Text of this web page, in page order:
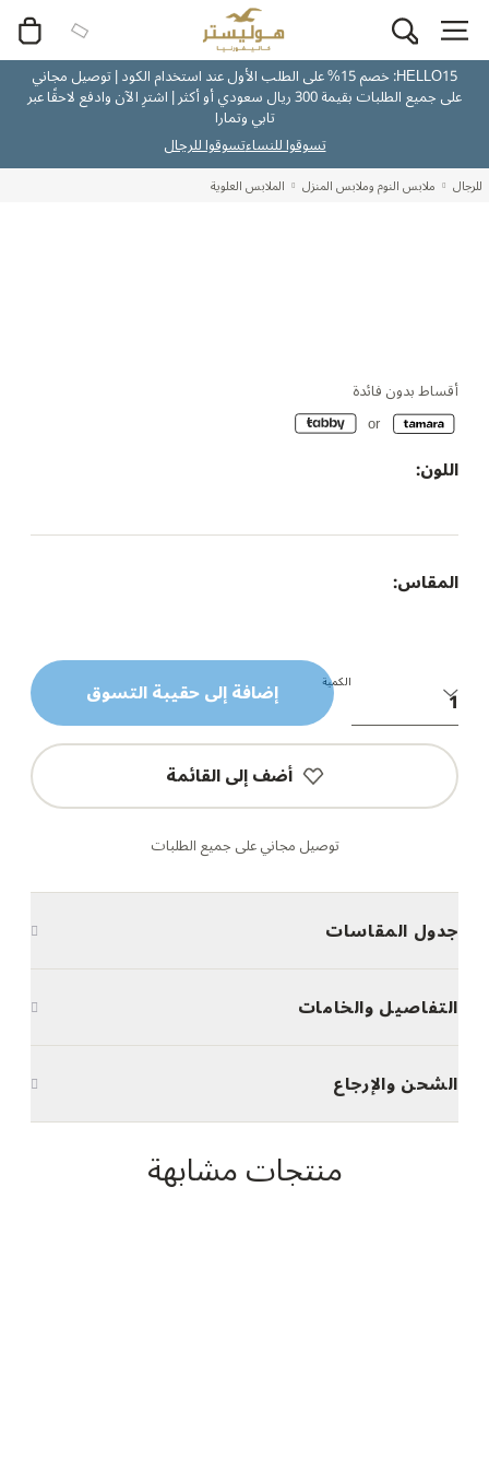
HELLO15: خصم 15% على الطلب الأول عند استخدام الكود | توصيل مجاني
على جميع الطلبات بقيمة 300 ريال سعودي أو أكثر | اشترِ الآن وادفع لاحقًا عبر
تابي وتمارا
تسوقوا للنساءتسوقوا للرجال
للرجال ملابس النوم وملابس المنزل الملابس العلوية
أقساط بدون فائدة
اللون:
المقاس:
الكمية إضافة إلى حقيبة التسوق
أضف إلى القائمة
توصيل مجاني على جميع الطلبات
جدول المقاسات
التفاصيل والخامات
الشحن والإرجاع
منتجات مشابهة